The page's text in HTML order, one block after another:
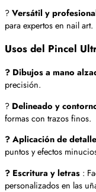
?Versátil y
para expertos en nail art.
Usos del Pincel
? Dibujos a mano
precisión.
? Delineado y
formas con trazos finos.
? Aplicación de
puntos y efectos
? Escritura y letras :
personalizados en las